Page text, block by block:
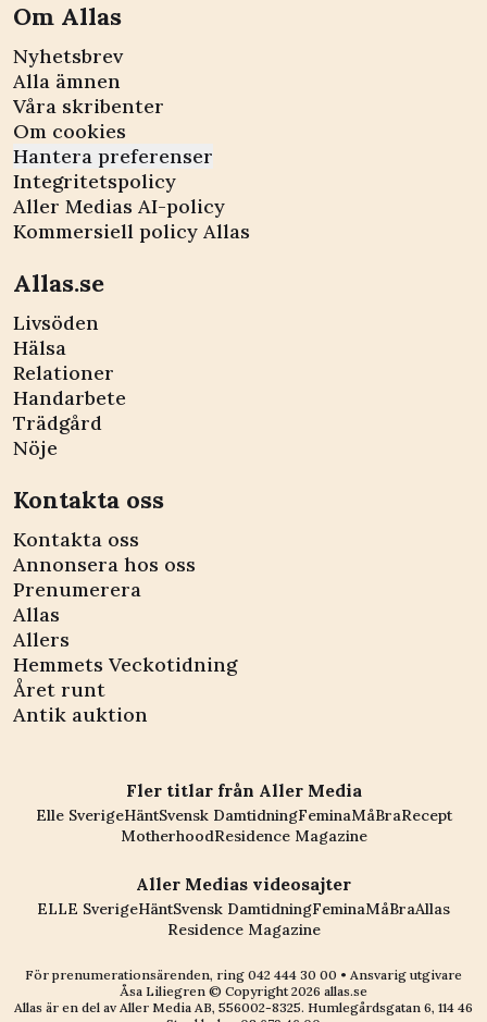
Om Allas
Nyhetsbrev
Alla ämnen
Våra skribenter
Om cookies
Hantera preferenser
Integritetspolicy
Aller Medias AI-policy
Kommersiell policy Allas
Allas.se
Livsöden
Hälsa
Relationer
Handarbete
Trädgård
Nöje
Kontakta oss
Kontakta oss
Annonsera hos oss
Prenumerera
Allas
Allers
Hemmets Veckotidning
Året runt
Antik auktion
Fler titlar från Aller Media
Elle SverigeHäntSvensk DamtidningFeminaMåBraRecept
MotherhoodResidence Magazine
Aller Medias videosajter
ELLE SverigeHäntSvensk DamtidningFeminaMåBraAllas
Residence Magazine
För prenumerationsärenden, ring 042 444 30 00 • Ansvarig utgivare
Åsa Liliegren © Copyright2026 allas.se
Allas är en del av Aller Media AB, 556002-8325. Humlegårdsgatan 6, 114 46